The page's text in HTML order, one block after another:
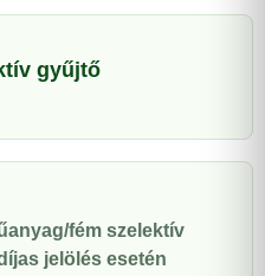
gyűjtő
fém szelektív
jelölés esetén